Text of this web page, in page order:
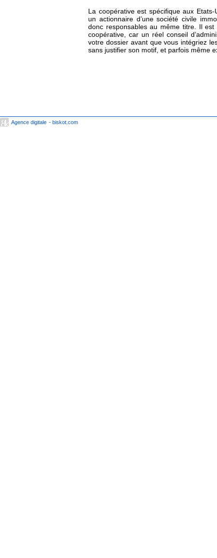
La coopérative est spécifique aux
un actionnaire d’une société civile
donc responsables au même titre. Il est
coopérative, car un réel conseil
votre dossier avant que vous intégriez
sans justifier son motif, et parfois même
Agence digitale - biskot.com